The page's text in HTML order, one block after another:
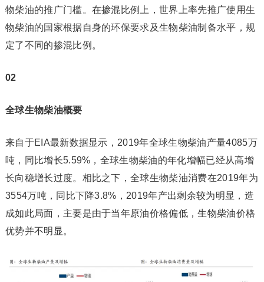
物柴油的推广门槛。在掺混比例上，世界上率先推广使用生
物柴油的国家根据自身的环保要求及生物柴油制备水平，规
定了不同的掺混比例。
02
全球生物柴油概要
来自于EIA最新数据显示，2019年全球生物柴油产量4085万
吨，同比增长5.59%，全球生物柴油的年化增幅已经从高增
长向稳增长过度。相比之下，全球生物柴油消费在2019年为
3554万吨，同比下降3.8%，2019年产出剩余较为明显，造
成如此局面，主要是由于当年原油价格偏低，生物柴油价格
优势并不明显。